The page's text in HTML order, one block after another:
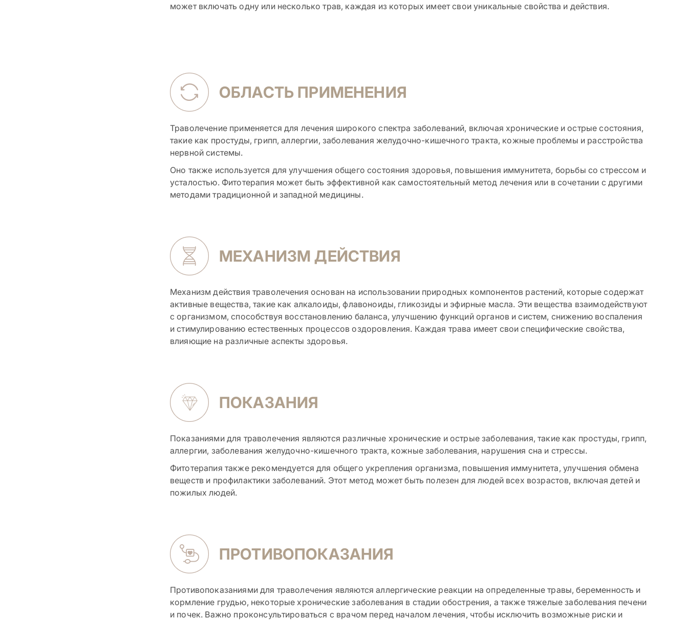
может включать одну или несколько трав, каждая из которых имеет свои уникальные свойства и действия.
травы в фитотерапии?
принимать травы?
лекарствами?
Какие травы можно
ОБЛАСТЬ ПРИМЕНЕНИЯ
Траволечение применяется для лечения широкого спектра заболеваний, включая хронические и острые состояния,
такие как простуды, грипп, аллергии, заболевания желудочно-кишечного тракта, кожные проблемы и расстройства
нервной системы.
Оно также используется для улучшения общего состояния здоровья, повышения иммунитета, борьбы со стрессом и
усталостью. Фитотерапия может быть эффективной как самостоятельный метод лечения или в сочетании с другими
методами традиционной и западной медицины.
МЕХАНИЗМ ДЕЙСТВИЯ
Механизм действия траволечения основан на использовании природных компонентов растений, которые содержат
активные вещества, такие как алкалоиды, флавоноиды, гликозиды и эфирные масла. Эти вещества взаимодействуют
с организмом, способствуя восстановлению баланса, улучшению функций органов и систем, снижению воспаления
и стимулированию естественных процессов оздоровления. Каждая трава имеет свои специфические свойства,
влияющие на различные аспекты здоровья.
ПОКАЗАНИЯ
Показаниями для траволечения являются различные хронические и острые заболевания, такие как простуды, грипп,
аллергии, заболевания желудочно-кишечного тракта, кожные заболевания, нарушения сна и стрессы.
Фитотерапия также рекомендуется для общего укрепления организма, повышения иммунитета, улучшения обмена
веществ и профилактики заболеваний. Этот метод может быть полезен для людей всех возрастов, включая детей и
пожилых людей.
ПРОТИВОПОКАЗАНИЯ
Противопоказаниями для траволечения являются аллергические реакции на определенные травы, беременность и
кормление грудью, некоторые хронические заболевания в стадии обострения, а также тяжелые заболевания печени
и почек. Важно проконсультироваться с врачом перед началом лечения, чтобы исключить возможные риски и